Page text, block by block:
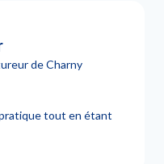
de Charny
tout en étant